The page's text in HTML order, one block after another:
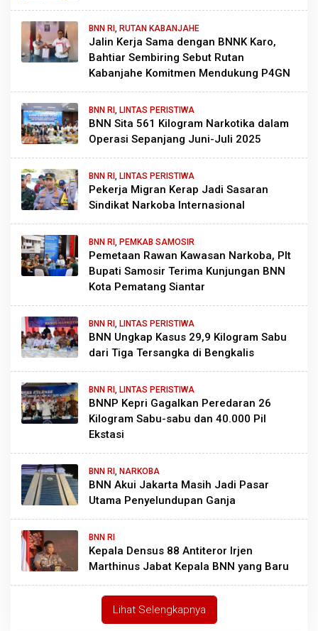
BNN RI , RUTAN KABANJAHE
Jalin Kerja Sama dengan BNNK Karo,
Bahtiar Sembiring Sebut Rutan
Kabanjahe Komitmen Mendukung P4GN
BNN RI , LINTAS PERISTIWA
BNN Sita 561 Kilogram Narkotika dalam
Operasi Sepanjang Juni-Juli 2025
BNN RI , LINTAS PERISTIWA
Pekerja Migran Kerap Jadi Sasaran
Sindikat Narkoba Internasional
BNN RI , PEMKAB SAMOSIR
Pemetaan Rawan Kawasan Narkoba, Plt
Bupati Samosir Terima Kunjungan BNN
Kota Pematang Siantar
BNN RI , LINTAS PERISTIWA
BNN Ungkap Kasus 29,9 Kilogram Sabu
dari Tiga Tersangka di Bengkalis
BNN RI , LINTAS PERISTIWA
BNNP Kepri Gagalkan Peredaran 26
Kilogram Sabu-sabu dan 40.000 Pil
Ekstasi
BNN RI , NARKOBA
BNN Akui Jakarta Masih Jadi Pasar
Utama Penyelundupan Ganja
BNN RI
Kepala Densus 88 Antiteror Irjen
Marthinus Jabat Kepala BNN yang Baru
Lihat Selengkapnya